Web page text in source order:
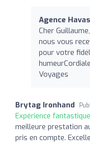
Agence
Cher
nous vous
pour votre
Voyages
Brytag Ironhand
Expérience
meilleure prestation
pris en compte.